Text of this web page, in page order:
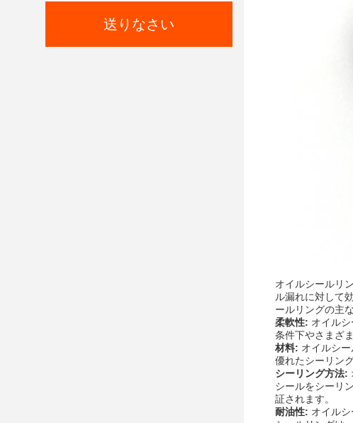
送りなさい
オイルシールリ
ル漏れに対して
ールリングの主
柔軟性: オイル
条件下やさまざ
材料: オイルシ
優れたシーリン
シーリング方法:
シールをシーリ
証されます。
耐油性: オイル